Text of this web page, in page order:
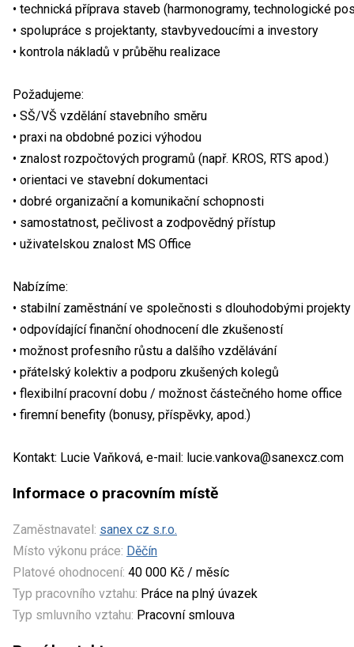
• technická příprava staveb (harmonogramy, technologické
• spolupráce s projektanty, stavbyvedoucími a investory
• kontrola nákladů v průběhu realizace
Požadujeme:
• SŠ/VŠ vzdělání stavebního směru
• praxi na obdobné pozici výhodou
• znalost rozpočtových programů (např. KROS, RTS apod.)
• orientaci ve stavební dokumentaci
• dobré organizační a komunikační schopnosti
• samostatnost, pečlivost a zodpovědný přístup
• uživatelskou znalost MS Office
Nabízíme:
• stabilní zaměstnání ve společnosti s dlouhodobými projekty
• odpovídající finanční ohodnocení dle zkušeností
• možnost profesního růstu a dalšího vzdělávání
• přátelský kolektiv a podporu zkušených kolegů
• flexibilní pracovní dobu / možnost částečného home office
• firemní benefity (bonusy, příspěvky, apod.)
Kontakt: Lucie Vaňková, e-mail: lucie.vankova@sanexcz.com
Informace o pracovním místě
Zaměstnavatel: sanex cz s.r.o.
Místo výkonu práce: Děčín
Platové ohodnocení: 40 000 Kč / měsíc
Typ pracovního vztahu: Práce na plný úvazek
Typ smluvního vztahu: Pracovní smlouva